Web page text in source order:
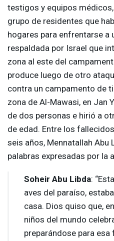
testigos y equipos
grupo de residentes que
hogares para enfrentarse a
respaldada por Israel que
zona al este del
produce luego de otro
contra un campamento de
zona de Al-Mawasi, en Jan
de dos personas e hirió a
de edad. Entre los
seis años, Mennatallah Abu
palabras expresadas por la
Soheir Abu Libda:
aves del paraíso,
casa. Dios quiso que,
niños del mundo
preparándose para